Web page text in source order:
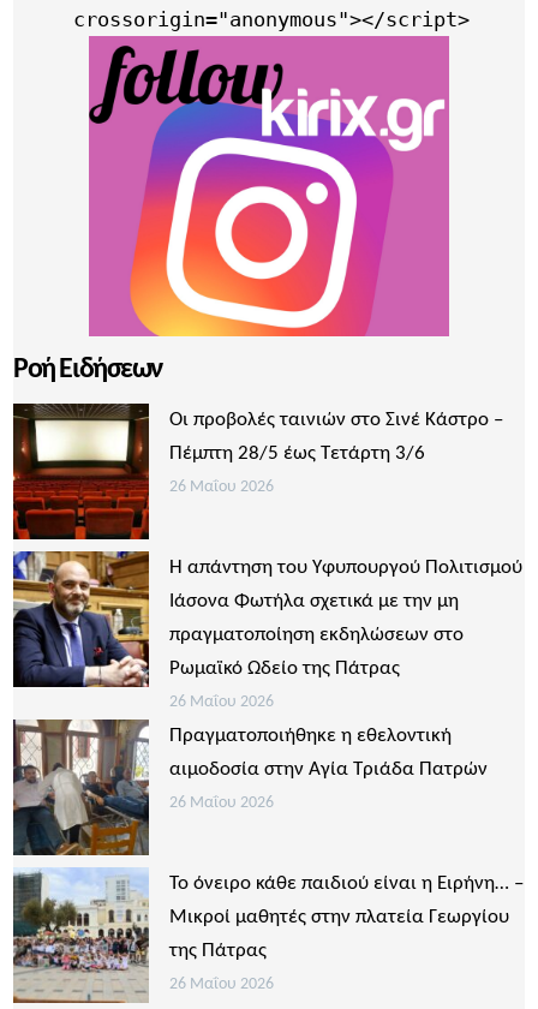
     crossorigin="anonymous"></script>
Ροή Ειδήσεων
Οι προβολές ταινιών στο Σινέ Κάστρο –
Πέμπτη 28/5 έως Τετάρτη 3/6
26 Μαΐου 2026
Η απάντηση του Υφυπουργού Πολιτισμού
Ιάσονα Φωτήλα σχετικά με την μη
πραγματοποίηση εκδηλώσεων στο
Ρωμαϊκό Ωδείο της Πάτρας
26 Μαΐου 2026
Πραγματοποιήθηκε η εθελοντική
αιμοδοσία στην Αγία Τριάδα Πατρών
26 Μαΐου 2026
Το όνειρο κάθε παιδιού είναι η Ειρήνη… –
Μικροί μαθητές στην πλατεία Γεωργίου
της Πάτρας
26 Μαΐου 2026